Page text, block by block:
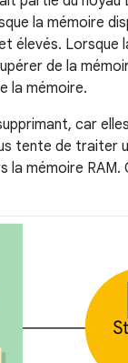
la mémoire
élevés. Lorsque
de la
la mémoire.
car
tente de traiter
mémoire